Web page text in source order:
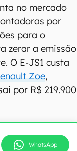
no mercado
por
para o
zerar a emissão
O E-JS1 custa
Zoe,
por R$ 219.900
WhatsApp